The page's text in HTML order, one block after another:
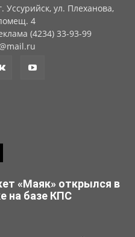
Уссурийск, ул. Плеханова,
4
(4234) 33-93-99
«Маяк» открылся в
на базе КПС